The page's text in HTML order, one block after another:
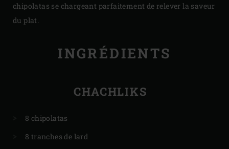
chipolatas se chargeant parfaitement de relever la saveur
du plat.
INGRÉDIENTS
CHACHLIKS
8 chipolatas
8 tranches de lard